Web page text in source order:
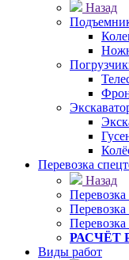
Назад
Перевозка
Назад
РАСЧЁТ
Виды работ